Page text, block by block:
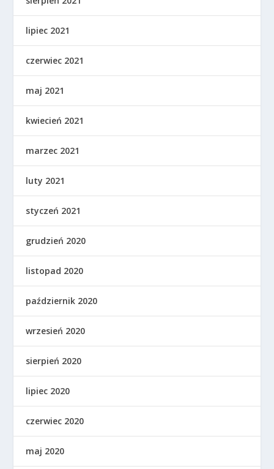
lipiec 2021
czerwiec 2021
maj 2021
kwiecień 2021
marzec 2021
luty 2021
styczeń 2021
grudzień 2020
listopad 2020
październik 2020
wrzesień 2020
sierpień 2020
lipiec 2020
czerwiec 2020
maj 2020